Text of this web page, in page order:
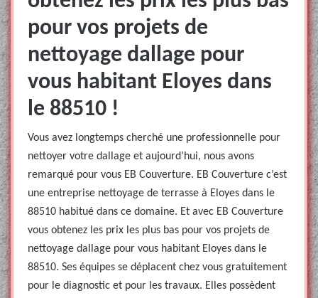
pour vos projets de
nettoyage dallage pour
vous habitant Eloyes dans
le 88510 !
Vous avez longtemps cherché une professionnelle pour
nettoyer votre dallage et aujourd’hui, nous avons
remarqué pour vous EB Couverture. EB Couverture c’est
une entreprise nettoyage de terrasse à Eloyes dans le
88510 habitué dans ce domaine. Et avec EB Couverture
vous obtenez les prix les plus bas pour vos projets de
nettoyage dallage pour vous habitant Eloyes dans le
88510. Ses équipes se déplacent chez vous gratuitement
pour le diagnostic et pour les travaux. Elles possèdent